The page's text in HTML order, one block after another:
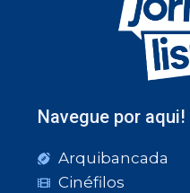
Navegue por aqui!
Arquibancada
Cinéfilos